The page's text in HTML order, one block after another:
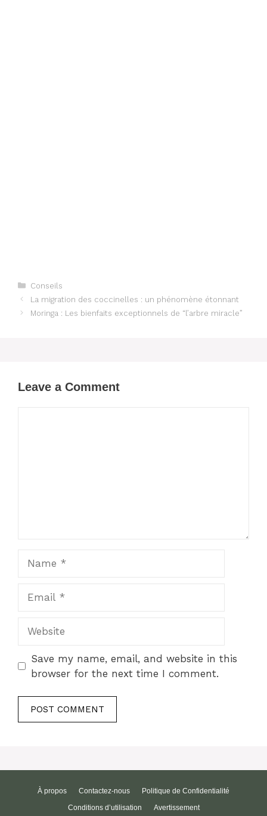
Categories
Conseils
La migration des coccinelles : un phénomène étonnant
Moringa : Les bienfaits exceptionnels de “l’arbre miracle”
Leave a Comment
Save my name, email, and website in this
browser for the next time I comment.
À propos Contactez-nous
Politique de Confidentialité
Conditions d’utilisation
Avertissement